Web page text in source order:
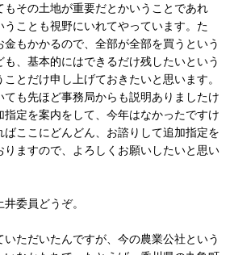
もその土地が重要だとかいうことであれ
うことも視野にいれてやっています。た
もかかるので、全部が全部を買うという
も、基本的にはできるだけ残したいという
とだけ申し上げておきたいと思います。
ても先ほど事務局からも説明ありましたけ
定を案内をして、今年はなかったですけ
ここにどんどん、お諮りして追加指定を
りますので、よろしくお願いしたいと思い
委員どうぞ。
ただいたんですが、今の農業公社という